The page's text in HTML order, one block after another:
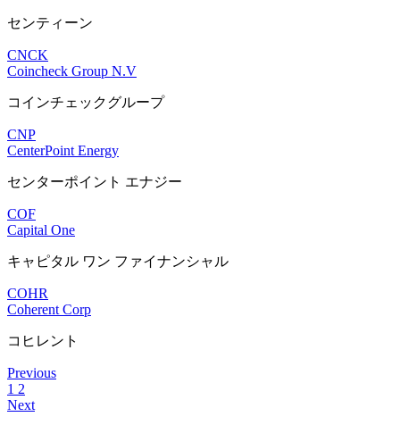
センティーン
CNCK
Coincheck Group N.V
コインチェックグループ
CNP
CenterPoint Energy
センターポイント エナジー
COF
Capital One
キャピタル ワン ファイナンシャル
COHR
Coherent Corp
コヒレント
Previous
1 2
Next